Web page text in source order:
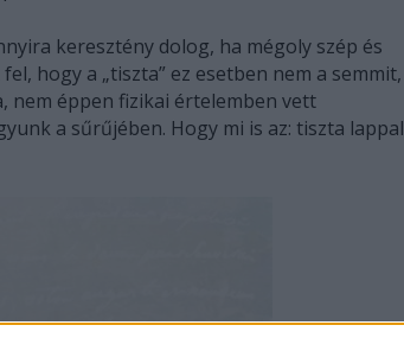
keresztény dolog, ha mégoly szép és
hogy a „tiszta” ez esetben nem a semmit,
nem éppen fizikai értelemben vett
a sűrűjében. Hogy mi is az: tiszta lappal